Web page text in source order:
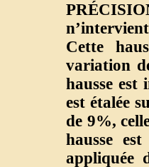
Cette
variation
hausse est
est étalée
de 9%,
hausse
appliquée